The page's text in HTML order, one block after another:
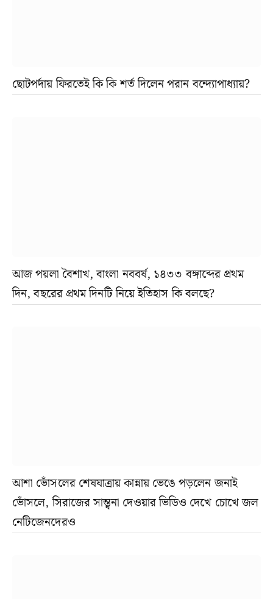
ছোটপর্দায় ফিরতেই কি কি শর্ত দিলেন পরান বন্দ্যোপাধ্যায়?
আজ পয়লা বৈশাখ, বাংলা নববর্ষ, ১৪৩৩ বঙ্গাব্দের প্রথম
দিন, বছরের প্রথম দিনটি নিয়ে ইতিহাস কি বলছে?
আশা ভোঁসলের শেষযাত্রায় কান্নায় ভেঙে পড়লেন জনাই
ভোঁসলে, সিরাজের সান্ত্বনা দেওয়ার ভিডিও দেখে চোখে জল
নেটিজেনদেরও